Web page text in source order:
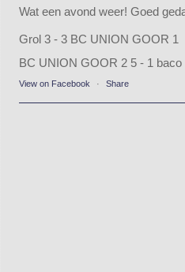
Wat een avond weer! Goed
Grol 3 - 3 BC UNION GOOR 1
BC UNION GOOR 2 5 - 1 baco
View on Facebook · Share